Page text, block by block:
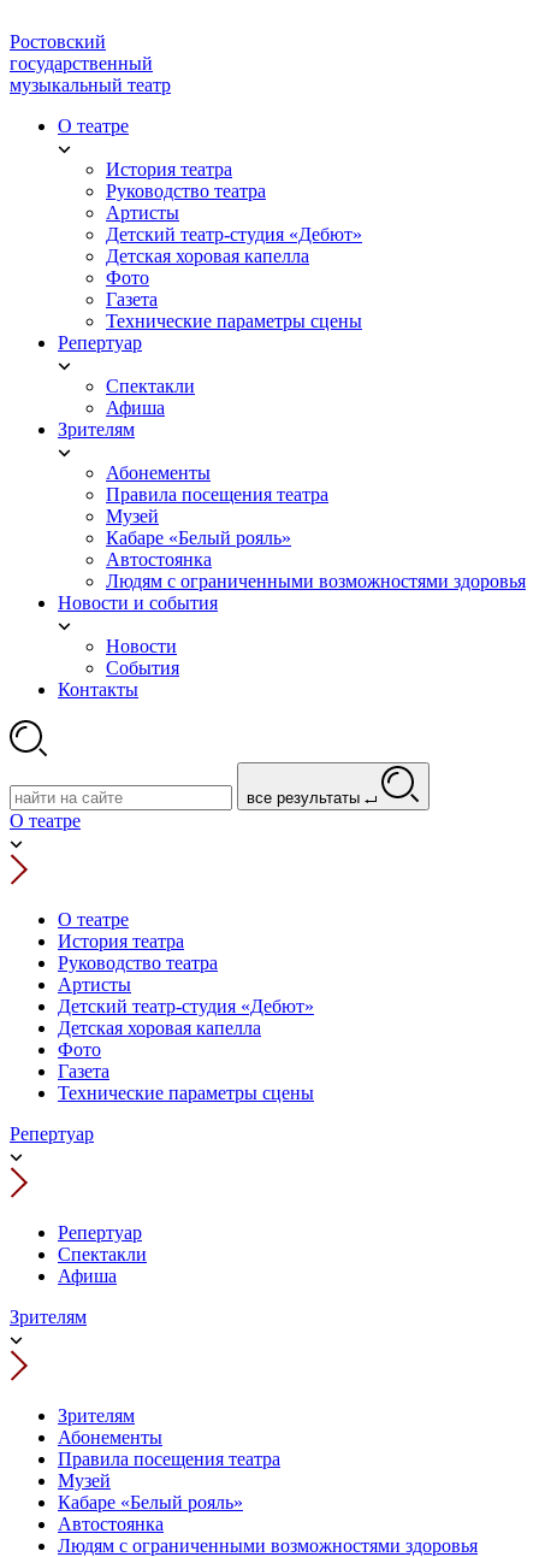
Ростовский
государственный
музыкальный театр
О театре
История театра
Руководство театра
Артисты
Детский театр-студия «Дебют»
Детская хоровая капелла
Фото
Газета
Технические параметры сцены
Репертуар
Спектакли
Афиша
Зрителям
Абонементы
Правила посещения театра
Музей
Кабаре «Белый рояль»
Автостоянка
Людям с ограниченными возможностями здоровья
Новости и события
Новости
События
Контакты
все результаты
О театре
О театре
История театра
Руководство театра
Артисты
Детский театр-студия «Дебют»
Детская хоровая капелла
Фото
Газета
Технические параметры сцены
Репертуар
Репертуар
Спектакли
Афиша
Зрителям
Зрителям
Абонементы
Правила посещения театра
Музей
Кабаре «Белый рояль»
Автостоянка
Людям с ограниченными возможностями здоровья